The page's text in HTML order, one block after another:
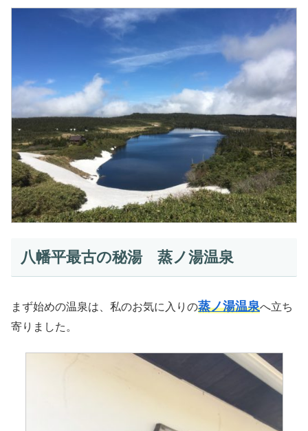
八幡平最古の秘湯 蒸ノ湯温泉
まず始めの温泉は、私のお気に入りの蒸ノ湯温泉へ立ち
寄りました。